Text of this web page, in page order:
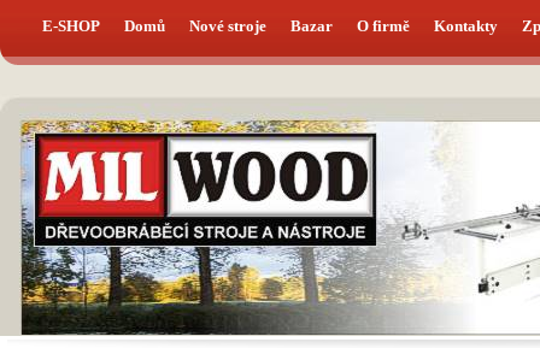
E-SHOP Domů Nové stroje Bazar O firmě Kontakty